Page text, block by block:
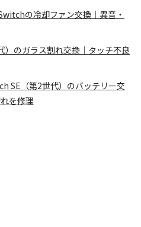
の冷却ファン交換｜異音・
）のガラス割れ交換｜タッチ不良
SE（第2世代）のバッテリー交
を修理